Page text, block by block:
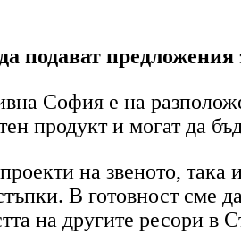
подават
София е на
продукт и могат да
на звеното, така
В готовност сме
на другите ресори в